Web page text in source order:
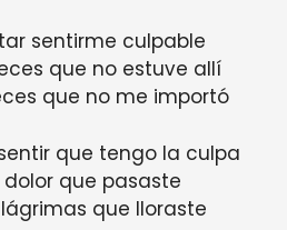
sentirme culpable
que no estuve allí
que no me importó
que tengo la culpa
dolor que pasaste
que lloraste